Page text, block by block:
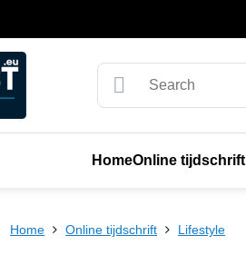
HomeOnline tijdschrift
Home Online tijdschrift Lifestyle